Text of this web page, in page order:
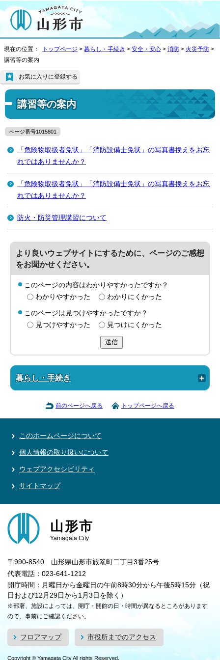
現在の位置： トップページ > 暮らし・手続き > 安全・安心 > 消防 > 火災予防 >
講習等の案内
講習等の案内
お気に入りに登録する
ページ番号1015801
「危険物取扱者免状」「消防設備士免状」の写真書換えをお忘
れではありませんか？
「危険物取扱者免状」「消防設備士免状」の写真書換えをお忘
れではありませんか？
防火・防災管理講習について
より良いウェブサイトにするために、ページのご感想
をお聞かせください。
このページの内容はわかりやすかったですか？
わかりやすかった
わかりにくかった
このページは見つけやすかったですか？
見つけやすかった
見つけにくかった
送信
暮らし・手続き
前のページへ戻る トップページへ戻る
このホームページについて
個人情報の取り扱いについて
ウェブアクセシビリティ
サイトマップ
山形市
Yamagata City
〒990-8540 山形県山形市旅篭町二丁目3番25号
代表電話：023-641-1212
開庁時間：月曜日から金曜日の午前8時30分から午後5時15分（祝
日および12月29日から1月3日を除く）
※部署、施設によっては、開庁・開館の日・時間が異なるところがあります
ので、事前にご確認ください。
フロアマップ 市役所までのアクセス
Copyright © Yamagata City All rights Reserved.